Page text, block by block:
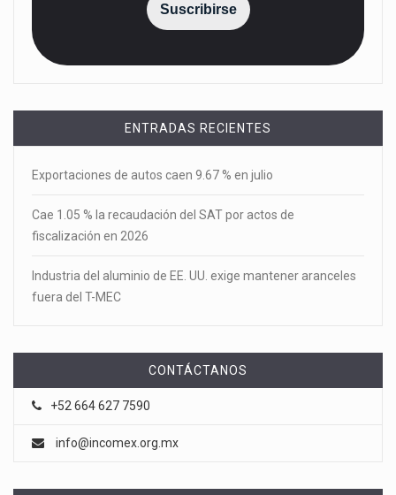
Suscribirse
ENTRADAS RECIENTES
Exportaciones de autos caen 9.67 % en julio
Cae 1.05 % la recaudación del SAT por actos de
fiscalización en 2026
Industria del aluminio de EE. UU. exige mantener aranceles
fuera del T-MEC
CONTÁCTANOS
+52 664 627 7590
info@incomex.org.mx